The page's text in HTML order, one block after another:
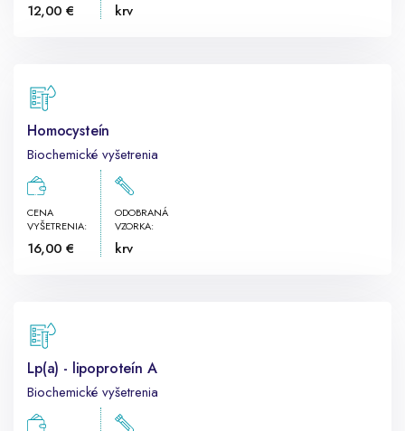
12,00 € krv
Homocysteín
Biochemické vyšetrenia
CENA
VYŠETRENIA:
16,00 €
ODOBRANÁ
VZORKA:
krv
Lp(a) - lipoproteín A
Biochemické vyšetrenia